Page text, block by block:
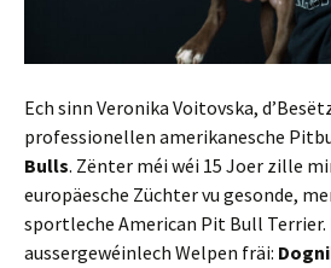
Ech sinn Veronika Voitovska,
professionellen amerikanesche
Bulls. Zënter méi wéi 15 Joer zille
europäesche Züchter vu gesonde,
sportleche American Pit Bull Terrier.
aussergewéinlech Welpen fräi: